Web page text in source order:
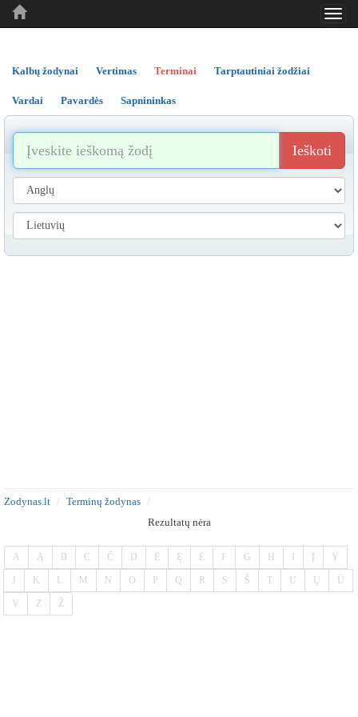
..
..
Kalbų žodynai Vertimas Terminai Tarptautiniai žodžiai
Vardai Pavardės Sapnininkas
Ieškoti
Zodynas.lt
Terminų žodynas
Rezultatų nėra
A Ą B C Č D E Ę Ė F G H Y
J K L M N O P Q R S Š T U Ų Ū
V Z Ž